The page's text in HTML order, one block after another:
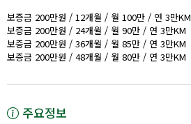
보증금 200만원 / 12개월 / 월 100만 / 연 3만KM
보증금 200만원 / 24개월 / 월 90만 / 연 3만KM
보증금 200만원 / 36개월 / 월 85만 / 연 3만KM
보증금 200만원 / 48개월 / 월 80만 / 연 3만KM
주요정보